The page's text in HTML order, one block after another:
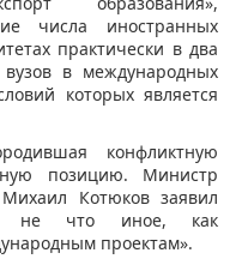
числа иностранных
практически в два
в международных
которых является
конфликтную
позицию. Министр
Котюков заявил
не что иное, как
проектам».